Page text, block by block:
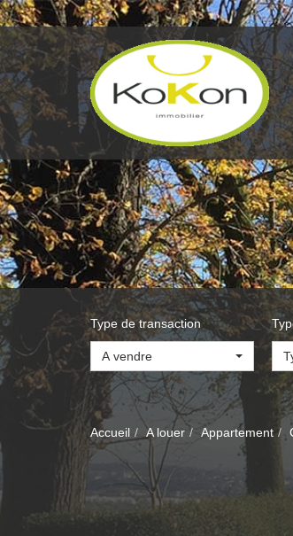
Type de transaction
A vendre
Accueil A louer Appartement